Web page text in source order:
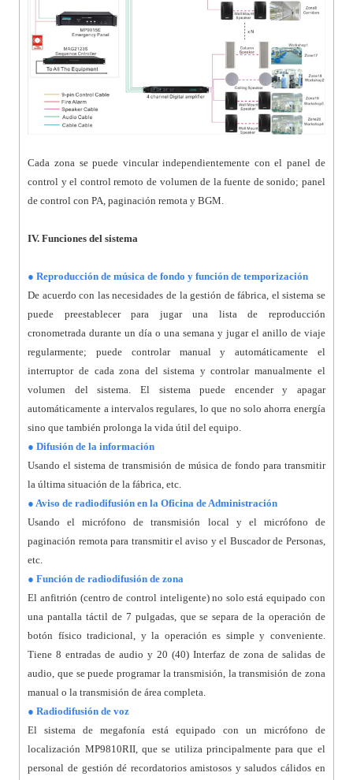
Cada zona se puede vincular independientemente con el panel de
control y el control remoto de volumen de la fuente de sonido; panel
de control con PA, paginación remota y BGM.
IV. Funciones del sistema
● Reproducción de música de fondo y función de temporización
De acuerdo con las necesidades de la gestión de fábrica, el sistema se
puede preestablecer para jugar una lista de reproducción
cronometrada durante un día o una semana y jugar el anillo de viaje
regularmente; puede controlar manual y automáticamente el
interruptor de cada zona del sistema y controlar manualmente el
volumen del sistema. El sistema puede encender y apagar
automáticamente a intervalos regulares, lo que no solo ahorra energía
sino que también prolonga la vida útil del equipo.
● Difusión de la información
Usando el sistema de transmisión de música de fondo para transmitir
la última situación de la fábrica, etc.
● Aviso de radiodifusión en la Oficina de Administración
Usando el micrófono de transmisión local y el micrófono de
paginación remota para transmitir el aviso y el Buscador de Personas,
etc.
● Función de radiodifusión de zona
El anfitrión (centro de control inteligente) no solo está equipado con
una pantalla táctil de 7 pulgadas, que se separa de la operación de
botón físico tradicional, y la operación es simple y conveniente.
Tiene 8 entradas de audio y 20 (40) Interfaz de zona de salidas de
audio, que se puede programar la transmisión, la transmisión de zona
manual o la transmisión de área completa.
● Radiodifusión de voz
El sistema de megafonía está equipado con un micrófono de
localización MP9810RII, que se utiliza principalmente para que el
personal de gestión dé recordatorios amistosos y saludos cálidos en